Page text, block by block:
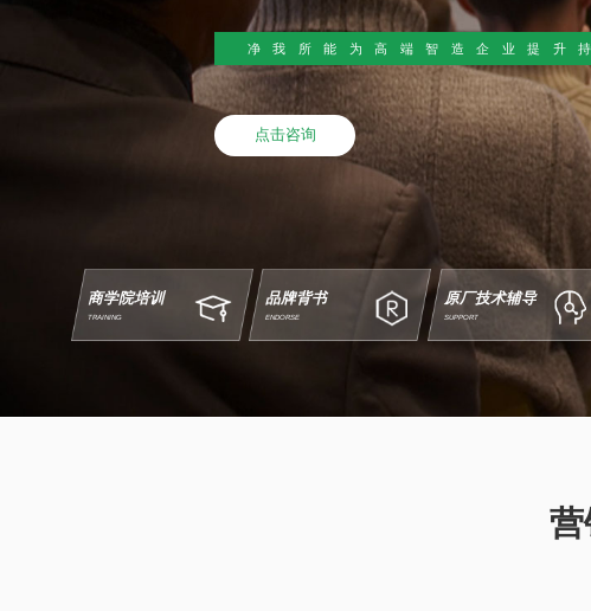
净我所能为高端智造企业提升
点击咨询
商学院培训
TRAINING
品牌背书
ENDORSE
原厂技术辅导
SUPPORT